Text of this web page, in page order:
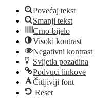
Povećaj tekst
Smanji tekst
Crno-bijelo
Visoki kontrast
Negativni kontrast
Svijetla pozadina
Podvuci linkove
Čitljiviji font
Reset